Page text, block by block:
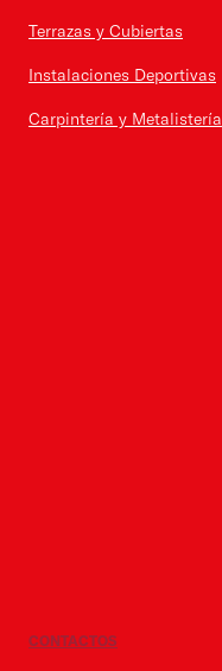
Terrazas y Cubiertas
Instalaciones Deportivas
Carpintería y Metalistería
CONTACTOS